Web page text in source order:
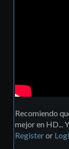
Recomiendo
mejor en HD...
Registeror